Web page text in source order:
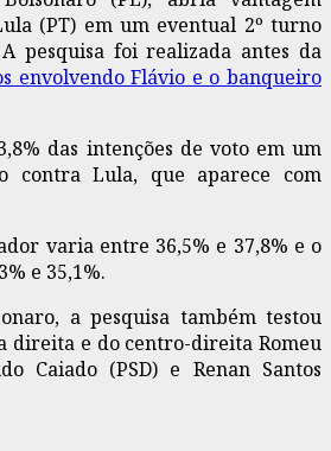
(PT) em um eventual 2º turno
pesquisa foi realizada antes da
envolvendo Flávio e o banqueiro
das intenções de voto em um
contra Lula, que aparece com
varia entre 36,5% e 37,8% e o
e 35,1%.
a pesquisa também testou
direita e do centro-direita Romeu
Caiado (PSD) e Renan Santos